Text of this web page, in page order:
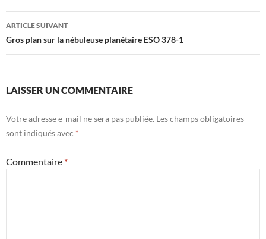
articles
ARTICLE SUIVANT
Gros plan sur la nébuleuse planétaire ESO 378-1
LAISSER UN COMMENTAIRE
Votre adresse e-mail ne sera pas publiée. Les champs obligatoires
sont indiqués avec *
Commentaire *